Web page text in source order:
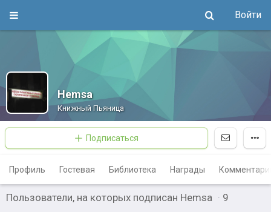
Войти
Hemsa
Книжный Пьяница
Подписаться
Профиль Гостевая Библиотека Награды
Пользователи, на которых подписан Hemsa · 9